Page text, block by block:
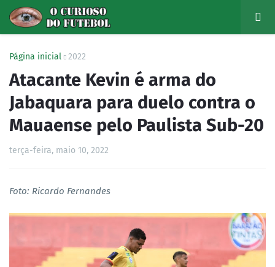
Página inicial 2022
Atacante Kevin é arma do
Jabaquara para duelo contra o
Mauaense pelo Paulista Sub-20
terça-feira, maio 10, 2022
Foto: Ricardo Fernandes